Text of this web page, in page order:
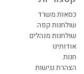
כסאות משרד
שולחנות קפה
שולחנות מנהלים
אודותינו
חנות
הצהרת נגישות